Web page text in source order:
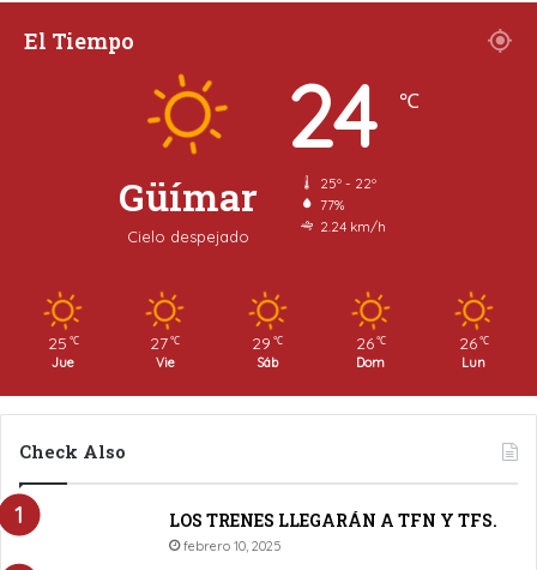
El Tiempo
Güímar
Cielo despejado
24 ℃
25º - 22º
77%
2.24 km/h
25 ℃
Jue
27 ℃
Vie
29 ℃
Sáb
26 ℃
Dom
26 ℃
Lun
Check Also
LOS TRENES LLEGARÁN A TFN Y TFS.
febrero 10, 2025